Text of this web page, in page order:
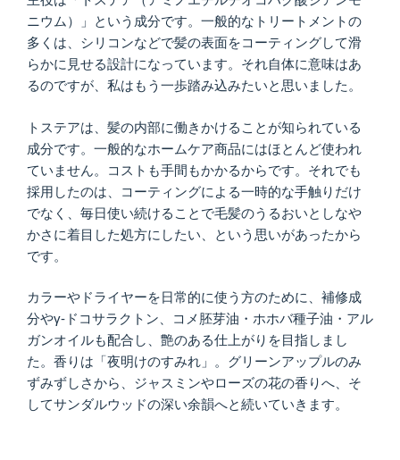
ニウム）」という成分です。一般的なトリートメントの
多くは、シリコンなどで髪の表面をコーティングして滑
らかに見せる設計になっています。それ自体に意味はあ
るのですが、私はもう一歩踏み込みたいと思いました。
トステアは、髪の内部に働きかけることが知られている
成分です。一般的なホームケア商品にはほとんど使われ
ていません。コストも手間もかかるからです。それでも
採用したのは、コーティングによる一時的な手触りだけ
でなく、毎日使い続けることで毛髪のうるおいとしなや
かさに着目した処方にしたい、という思いがあったから
です。
カラーやドライヤーを日常的に使う方のために、補修成
分やγ-ドコサラクトン、コメ胚芽油・ホホバ種子油・アル
ガンオイルも配合し、艶のある仕上がりを目指しまし
た。香りは「夜明けのすみれ」。グリーンアップルのみ
ずみずしさから、ジャスミンやローズの花の香りへ、そ
してサンダルウッドの深い余韻へと続いていきます。